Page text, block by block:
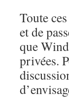
Toute
et de
que
privées.